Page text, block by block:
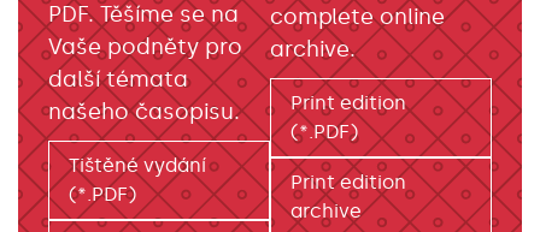
PDF. Těšíme se na
Vaše podněty pro
další témata
našeho časopisu.
Tištěné vydání
(*.PDF)
complete online
archive.
Print edition
(*.PDF)
Print edition
archive